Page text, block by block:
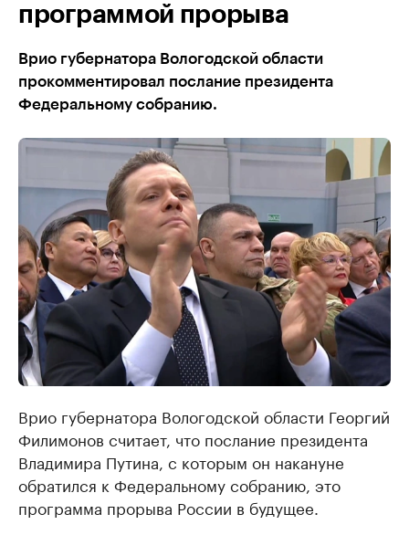
программой прорыва
Врио губернатора Вологодской области
прокомментировал послание президента
Федеральному собранию.
Врио губернатора Вологодской области Георгий
Филимонов считает, что послание президента
Владимира Путина, с которым он накануне
обратился к Федеральному собранию, это
программа прорыва России в будущее.